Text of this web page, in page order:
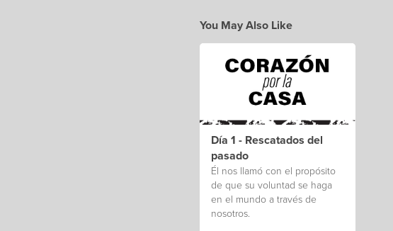
You May Also Like
Día 1 - Rescatados del
pasado
Él nos llamó con el propósito
de que su voluntad se haga
en el mundo a través de
nosotros.